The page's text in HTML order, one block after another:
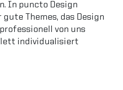
In puncto Design
Themes, das Design
von uns
individualisiert